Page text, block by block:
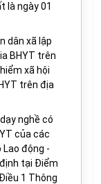
là ngày 01
dân xã lập
BHYT trên
xã hội
trên địa
nghề có
của các
Lao động -
tại Điểm
Điều 1 Thông